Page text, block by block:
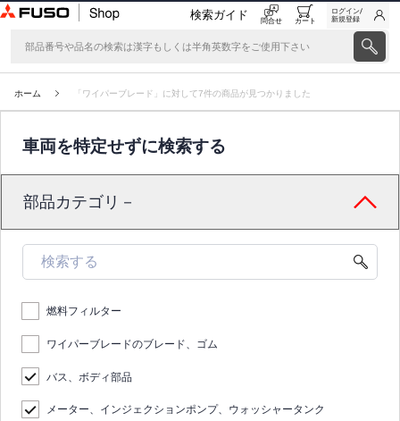
検索ガイド 問合せ カート
ログイン/
新規登録
ホーム 「ワイパーブレード」に対して7件の商品が見つかりました
車両を特定せずに検索する
部品カテゴリ－
燃料フィルター
ワイパーブレードのブレード、ゴム
バス、ボディ部品
メーター、インジェクションポンプ、ウォッシャータンク